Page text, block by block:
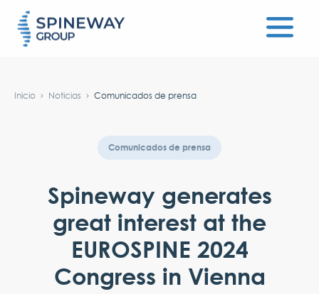
Inicio Noticias Comunicados de prensa
Comunicados de prensa
Spineway generates
great interest at the
EUROSPINE 2024
Congress in Vienna